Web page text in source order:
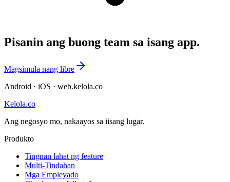
Pisanin ang buong team sa isang app.
Magsimula nang libre
Android · iOS · web.kelola.co
Kelola.co
Ang negosyo mo, nakaayos sa iisang lugar.
Produkto
Tingnan lahat ng feature
Multi-Tindahan
Mga Empleyado